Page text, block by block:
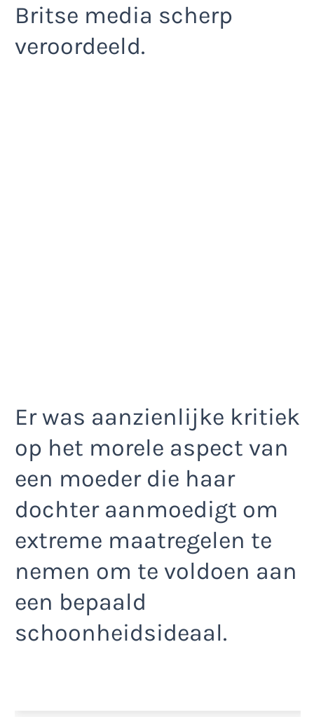
Britse media scherp
veroordeeld.
Er was aanzienlijke kritiek
op het morele aspect van
een moeder die haar
dochter aanmoedigt om
extreme maatregelen te
nemen om te voldoen aan
een bepaald
schoonheidsideaal.